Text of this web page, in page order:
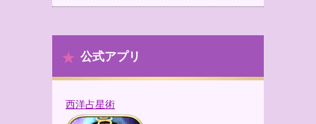
公式アプリ
西洋占星術